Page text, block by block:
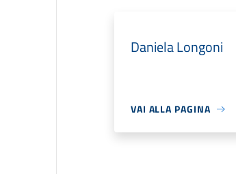
Daniela Longoni
VAI ALLA PAGINA